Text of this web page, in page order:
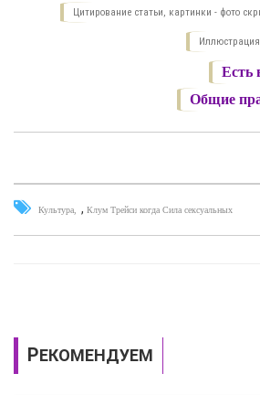
Цитирование статьи, картинки - фото
Иллюстрация
Есть
Общие
Культура , Клум Трейси когда Сила сексуальных
РЕКОМЕНДУЕМ